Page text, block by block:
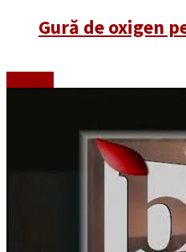
Gură de oxigen